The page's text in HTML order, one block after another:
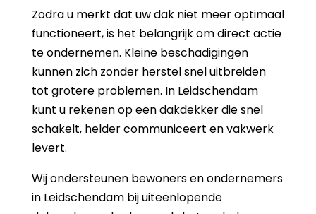
Zodra u merkt dat uw dak niet meer optimaal
functioneert, is het belangrijk om direct actie
te ondernemen. Kleine beschadigingen
kunnen zich zonder herstel snel uitbreiden
tot grotere problemen. In Leidschendam
kunt u rekenen op een dakdekker die snel
schakelt, helder communiceert en vakwerk
levert.
Wij ondersteunen bewoners en ondernemers
in Leidschendam bij uiteenlopende